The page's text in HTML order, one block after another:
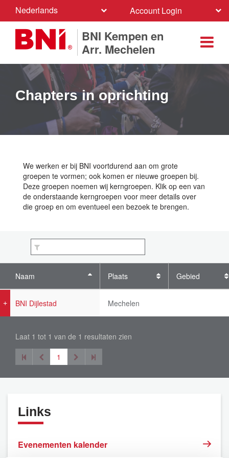
Nederlands Account Login
BNI Kempen en
Arr. Mechelen
Chapters in oprichting
We werken er bij BNI voortdurend aan om grote
groepen te vormen; ook komen er nieuwe groepen bij.
Deze groepen noemen wij kerngroepen. Klik op een van
de onderstaande kerngroepen voor meer details over
die groep en om eventueel een bezoek te brengen.
BNI Dijlestad Mechelen
Naam Plaats Gebied
Laat 1 tot 1 van de 1 resultaten zien
1
Links
Evenementen kalender